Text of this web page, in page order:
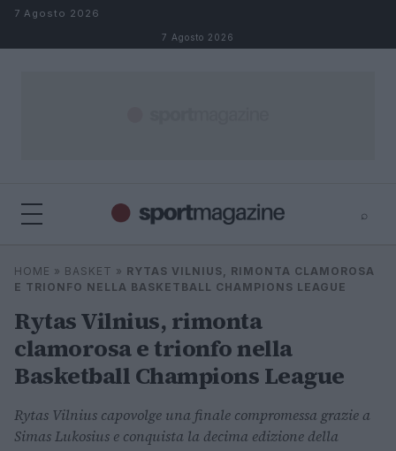
Salta al contenuto
7 Agosto 2026
7 Agosto 2026
⌕
Cerca
⌕ ×
HOME » BASKET » RYTAS VILNIUS, RIMONTA CLAMOROSA
E TRIONFO NELLA BASKETBALL CHAMPIONS LEAGUE
Rytas Vilnius, rimonta
clamorosa e trionfo nella
Basketball Champions League
Rytas Vilnius capovolge una finale compromessa grazie a
Simas Lukosius e conquista la decima edizione della